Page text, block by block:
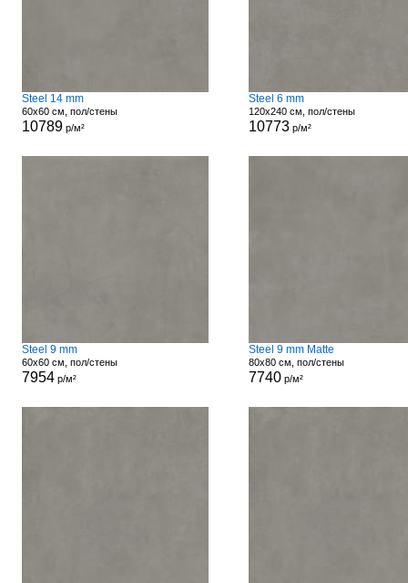
Steel 14 mm
60x60 см, пол/стены
10789р/м²
Steel 6 mm
120x240 см, пол/стены
10773р/м²
Steel 9 mm
60x60 см, пол/стены
7954р/м²
Steel 9 mm Matte
80x80 см, пол/стены
7740р/м²